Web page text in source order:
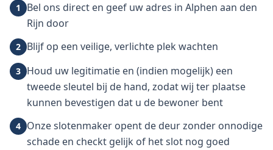
1
Bel ons direct en geef uw adres in Alphen aan den
Rijn door
2 Blijf op een veilige, verlichte plek wachten
3 Houd uw legitimatie en (indien mogelijk) een
tweede sleutel bij de hand, zodat wij ter plaatse
kunnen bevestigen dat u de bewoner bent
4 Onze slotenmaker opent de deur zonder onnodige
schade en checkt gelijk of het slot nog goed